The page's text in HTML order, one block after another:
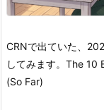
CRNで出ていた、
してみます。 The 10
(So Far)